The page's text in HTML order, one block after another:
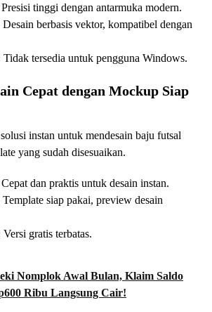
Presisi tinggi dengan antarmuka modern.
Desain berbasis vektor, kompatibel dengan
Tidak tersedia untuk pengguna Windows.
Cepat dengan Mockup Siap
instan untuk mendesain baju futsal
yang sudah disesuaikan.
Cepat dan praktis untuk desain instan.
Template siap pakai, preview desain
Versi gratis terbatas.
Nomplok Awal Bulan, Klaim Saldo
Ribu Langsung Cair!